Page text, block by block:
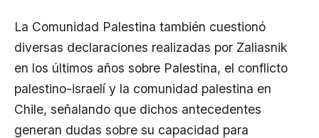
La Comunidad Palestina también cuestionó
diversas declaraciones realizadas por Zaliasnik
en los últimos años sobre Palestina, el conflicto
palestino-israelí y la comunidad palestina en
Chile, señalando que dichos antecedentes
generan dudas sobre su capacidad para